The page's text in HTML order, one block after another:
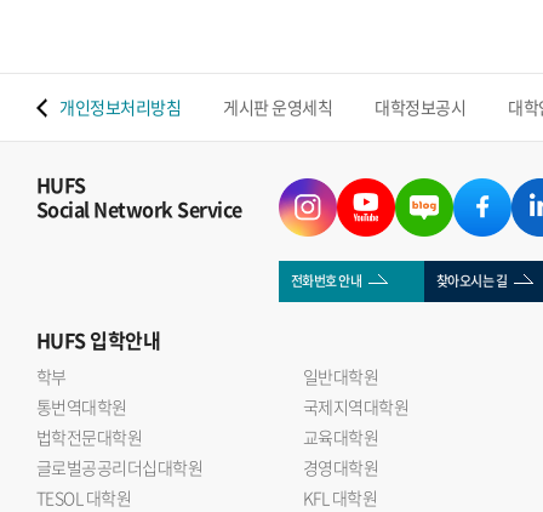
개인정보처리방침 게시판 운영세칙 대학정보공시 대
HUFS
Social Network Service
전화번호 안내 찾아오시는 길
HUFS입학안내
학부
일반대학원
통번역대학원
국제지역대학원
법학전문대학원
교육대학원
글로벌공공리더십대학원
경영대학원
TESOL 대학원
KFL 대학원